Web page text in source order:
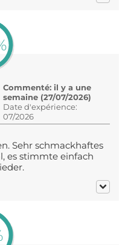
Commenté: il y a une
semaine (27/07/2026)
Date d'expérience:
07/2026
Sehr schmackhaftes
es stimmte einfach